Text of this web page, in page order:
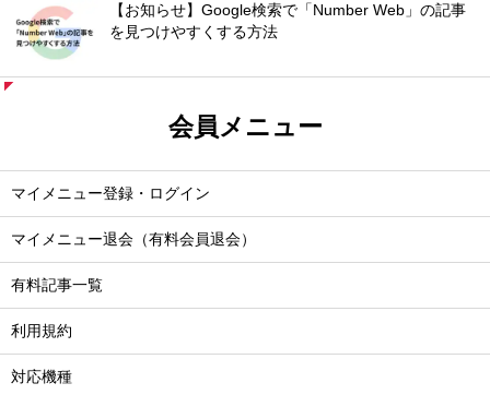
【お知らせ】Google検索で「Number Web」の記事
を見つけやすくする方法
会員メニュー
マイメニュー登録・ログイン
マイメニュー退会（有料会員退会）
有料記事一覧
利用規約
対応機種